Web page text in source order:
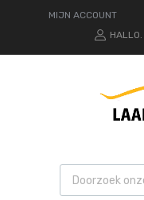
MIJN ACCOUNT
HALLO.
Products search